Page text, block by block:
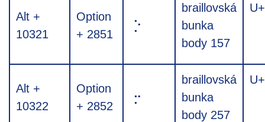
Alt +
10321
Option
+ 2851
⡑
braillovská
bunka
body 157
Alt +
10322
Option
+ 2852
⡒
braillovská
bunka
body 257